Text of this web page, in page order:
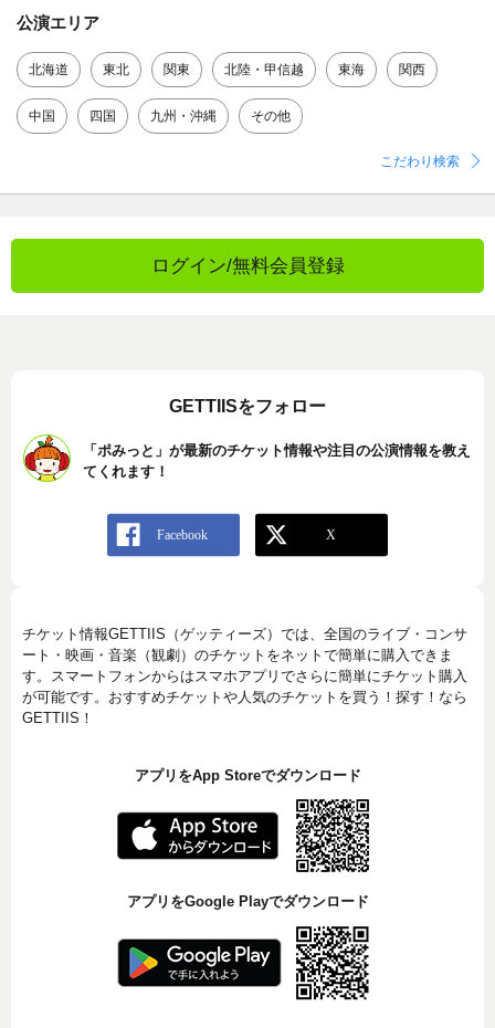
公演エリア
北海道 東北 関東 北陸・甲信越 東海 関西
中国 四国 九州・沖縄 その他
こだわり検索
ログイン/無料会員登録
GETTIISをフォロー
「ポみっと」が最新のチケット情報や注目の公演情報を教え
てくれます！
チケット情報GETTIIS（ゲッティーズ）では、全国のライブ・コンサ
ート・映画・音楽（観劇）のチケットをネットで簡単に購入できま
す。スマートフォンからはスマホアプリでさらに簡単にチケット購入
が可能です。おすすめチケットや人気のチケットを買う！探す！なら
GETTIIS！
アプリをApp Storeでダウンロード
アプリをGoogle Playでダウンロード